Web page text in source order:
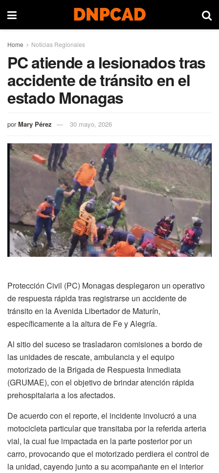
Home Noticias Regionales
PC atiende a lesionados tras
accidente de tránsito en el
estado Monagas
por Mary Pérez 30 mayo, 2026
Protección Civil (PC) Monagas desplegaron un operativo
de respuesta rápida tras registrarse un accidente de
tránsito en la Avenida Libertador de Maturín,
específicamente a la altura de Fe y Alegría.
Al sitio del suceso se trasladaron comisiones a bordo de
las unidades de rescate, ambulancia y el equipo
motorizado de la Brigada de Respuesta Inmediata
(GRUMAE), con el objetivo de brindar atención rápida
prehospitalaria a los afectados.
De acuerdo con el reporte, el incidente involucró a una
motocicleta particular que transitaba por la referida arteria
vial, la cual fue impactada en la parte posterior por un
carro, provocando que el motorizado perdiera el control de
la unidad, cayendo junto a su acompañante en el interior